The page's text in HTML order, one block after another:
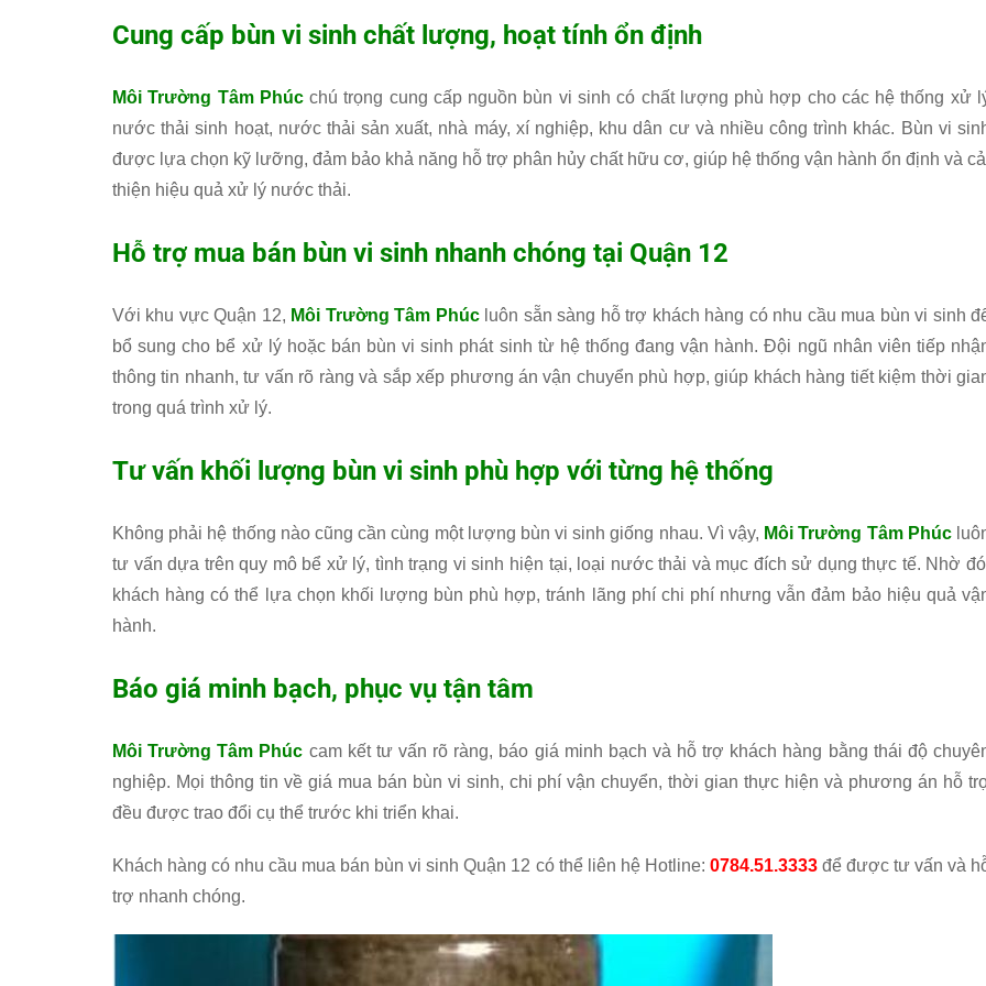
Cung cấp bùn vi sinh chất lượng, hoạt tính ổn định
Môi Trường Tâm Phúcchú trọng cung cấp nguồn bùn vi sinh có chất lượng phù hợp cho các hệ thống xử
nước thải sinh hoạt, nước thải sản xuất, nhà máy, xí nghiệp, khu dân cư và nhiều công trình khác. Bùn vi
được lựa chọn kỹ lưỡng, đảm bảo khả năng hỗ trợ phân hủy chất hữu cơ, giúp hệ thống vận hành ổn định và
thiện hiệu quả xử lý nước thải.
Hỗ trợ mua bán bùn vi sinh nhanh chóng tại Quận 12
Với khu vực Quận 12, Môi Trường Tâm Phúcluôn sẵn sàng hỗ trợ khách hàng có nhu cầu mua bùn vi sinh
bổ sung cho bể xử lý hoặc bán bùn vi sinh phát sinh từ hệ thống đang vận hành. Đội ngũ nhân viên tiếp
thông tin nhanh, tư vấn rõ ràng và sắp xếp phương án vận chuyển phù hợp, giúp khách hàng tiết kiệm thời
trong quá trình xử lý.
Tư vấn khối lượng bùn vi sinh phù hợp với từng hệ thống
Không phải hệ thống nào cũng cần cùng một lượng bùn vi sinh giống nhau. Vì vậy, Môi Trường Tâm Phúc
tư vấn dựa trên quy mô bể xử lý, tình trạng vi sinh hiện tại, loại nước thải và mục đích sử dụng thực tế. Nhờ
khách hàng có thể lựa chọn khối lượng bùn phù hợp, tránh lãng phí chi phí nhưng vẫn đảm bảo hiệu quả
hành.
Báo giá minh bạch, phục vụ tận tâm
Môi Trường Tâm Phúc cam kết tư vấn rõ ràng, báo giá minh bạch và hỗ trợ khách hàng bằng thái độ
nghiệp. Mọi thông tin về giá mua bán bùn vi sinh, chi phí vận chuyển, thời gian thực hiện và phương án hỗ
đều được trao đổi cụ thể trước khi triển khai.
Khách hàng có nhu cầu mua bán bùn vi sinh Quận 12 có thể liên hệ Hotline: 0784.51.3333để được tư vấn và
trợ nhanh chóng.